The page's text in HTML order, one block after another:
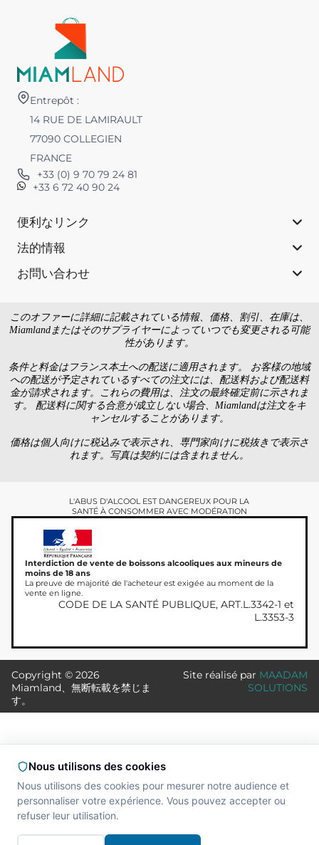
Entrepôt :
14 RUE DE LAMIRAULT
77090 COLLEGIEN
FRANCE
+33 (0) 9 70 79 24 81
+33 6 72 40 90 24
便利なリンク
法的情報
お問い合わせ
このオファーに詳細に記載されている情報、価格、割引、在庫は、
Miamlandまたはそのサプライヤーによっていつでも変更される可能
性があります。
条件と料金はフランス本土への配送に適用されます。 お客様の地域
への配送が予定されているすべての注文には、配送料および配送料
金が請求されます。これらの費用は、注文の最終確定前に示されま
す。 配送料に関する合意が成立しない場合、Miamlandは注文をキ
ャンセルすることがあります。
価格は個人向けに税込みで表示され、専門家向けに税抜きで表示さ
れます。写真は契約には含まれません。
L'ABUS D'ALCOOL EST DANGEREUX POUR LA
SANTÉ À CONSOMMER AVEC MODÉRATION
Interdiction de vente de boissons alcooliques aux mineurs de
moins de 18 ans
La preuve de majorité de l'acheteur est exigée au moment de la
vente en ligne.
CODE DE LA SANTÉ PUBLIQUE, ART.L.3342-1 et
L.3353-3
Copyright © 2026
Miamland、無断転載を禁じま
す。
Site réalisé par MAADAM
SOLUTIONS
Nous utilisons des cookies
Nous utilisons des cookies pour mesurer notre audience et
personnaliser votre expérience. Vous pouvez accepter ou
refuser leur utilisation.